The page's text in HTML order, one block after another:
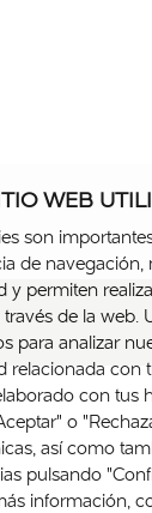
WEB
son
de
y permiten
través de la web.
para analizar
relacionada con
con tus
o
así como
pulsando
información,